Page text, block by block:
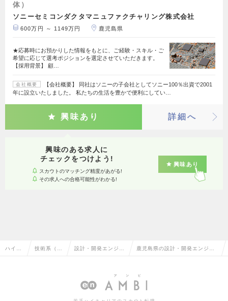
体）
ソニーセミコンダクタマニュファクチャリング株式会社
600万円 ～ 1149万円 鹿児島県
★応募時にお預かりした情報をもとに、ご経験・スキル・ご
希望に応じて選考ポジションを選定させていただきます。
【採用背景】 顧…
会社概要
【会社概要】 同社はソニーの子会社としてソニー100％出資で2001
年に設立いたしました。 私たちの生活を豊かで便利にしてい…
興味あり 詳細へ
興味のある求人に
チェックをつけよう!
スカウトのマッチング精度があがる!
その求人への合格可能性がわかる!
興味あり
ハイク 技術系（電 設計・開発エンジニ
電子・半導体）
鹿児島県の設計・開発エンジニ
体）の転職・求人情報一覧